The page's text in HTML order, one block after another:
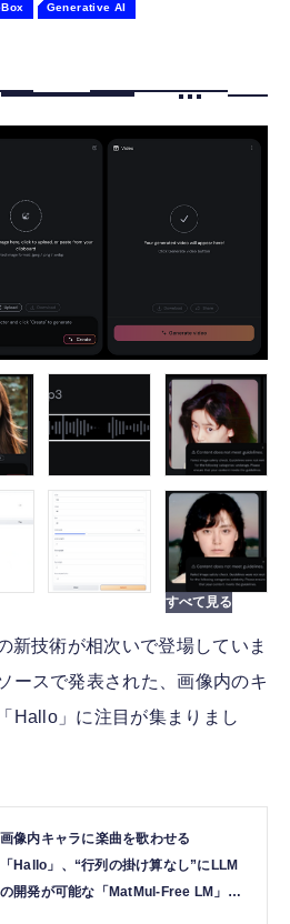
Generative AI
新技術が相次いで登場していま
ースで発表された、画像内のキ
Hallo」に注目が集まりまし
画像内キャラに楽曲を歌わせる
「Hallo」、“行列の掛け算なし”にLLM
の開発が可能な「MatMul-Free LM」な